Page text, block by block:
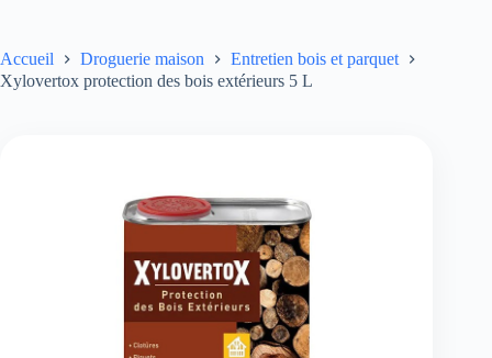
Accueil Droguerie maison
Entretien bois et parquet
Xylovertox protection des bois extérieurs 5 L